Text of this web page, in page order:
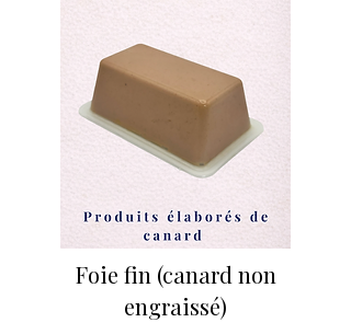
Foie fin (canard non
engraissé)